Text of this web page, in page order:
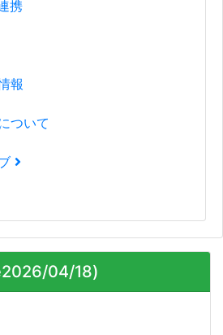
携
報
ついて
04/18)